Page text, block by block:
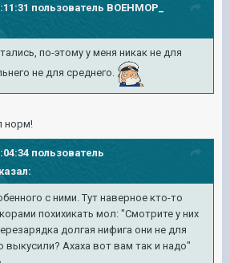
пользователь BOEHMOP_
по-этому у меня никак не для
не для среднего.
норм!
пользователь
с ними. Тут наверное кто-то
похихикать мол: "Смотрите у них
долгая нифига они не для
выкусили? Ахаха вот вам так и надо"